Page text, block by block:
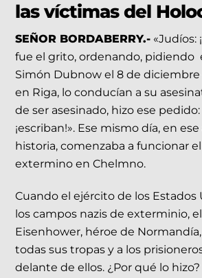
las víctimas del
SEÑOR BORDABERRY.- «Judíos:
fue el grito, ordenando, pidiendo
Simón Dubnow el 8 de diciembre
en Riga, lo conducían a su
de ser asesinado, hizo ese pedido:
¡escriban!». Ese mismo día, en ese
historia, comenzaba a funcionar
extermino en Chelmno.
Cuando el ejército de los Estados
los campos nazis de exterminio,
Eisenhower, héroe de
todas sus tropas y a los
delante de ellos. ¿Por qué lo